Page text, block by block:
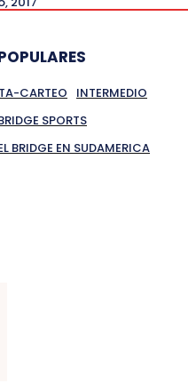
CARTEO
INTERMEDIO
SPORTS
BRIDGE EN SUDAMERICA